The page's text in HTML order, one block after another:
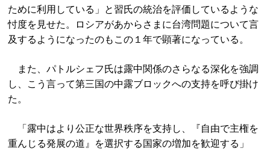
ために利用している」と習氏の統治を評価しているような
忖度を見せた。ロシアがあからさまに台湾問題について言
及するようになったのもこの１年で顕著になっている。
また、パトルシェフ氏は露中関係のさらなる深化を強調
し、こう言って第三国の中露ブロックへの支持を呼び掛け
た。
「露中はより公正な世界秩序を支持し、『自由で主権を
重んじる発展の道』を選択する国家の増加を歓迎する」